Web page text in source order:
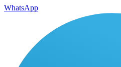
WhatsApp